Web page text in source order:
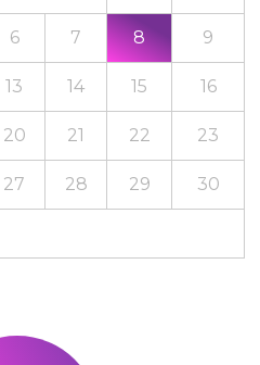
6 7 8 9
13 14 15 16
20 21 22 23
27 28 29 30